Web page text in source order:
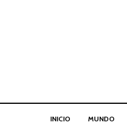
INICIO MUNDO